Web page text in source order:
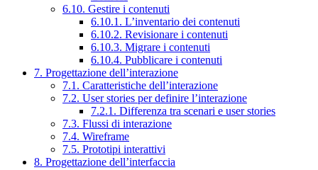
6.10. Gestire i contenuti
6.10.1. L’inventario dei contenuti
6.10.2. Revisionare i contenuti
6.10.3. Migrare i contenuti
6.10.4. Pubblicare i contenuti
7. Progettazione dell’interazione
7.1. Caratteristiche dell’interazione
7.2. User stories per definire l’interazione
7.2.1. Differenza tra scenari e user stories
7.3. Flussi di interazione
7.4. Wireframe
7.5. Prototipi interattivi
8. Progettazione dell’interfaccia